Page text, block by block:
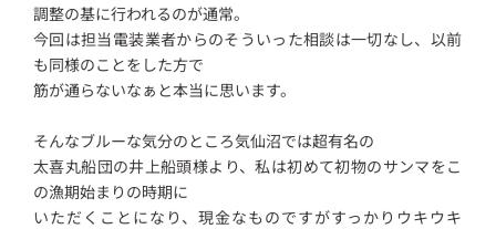
調整の基に行われるのが通常。
今回は担当電装業者からのそういった相談は一切なし、以前
も同様のことをした方で
筋が通らないなぁと本当に思います。
そんなブルーな気分のところ気仙沼では超有名の
太喜丸船団の井上船頭様より、私は初めて初物のサンマをこ
の漁期始まりの時期に
いただくことになり、現金なものですがすっかりウキウキ